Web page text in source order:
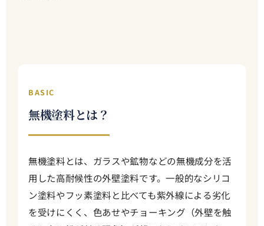
BASIC
無機塗料とは？
無機塗料とは、ガラスや鉱物などの無機成分を活
用した高耐候性の外壁塗料です。一般的なシリコ
ン塗料やフッ素塗料と比べても紫外線による劣化
を受けにくく、色あせやチョーキング（外壁を触